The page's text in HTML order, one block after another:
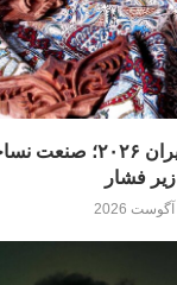
بحران پارچه در ایران ۲۰۲۶؛
زیر فشار